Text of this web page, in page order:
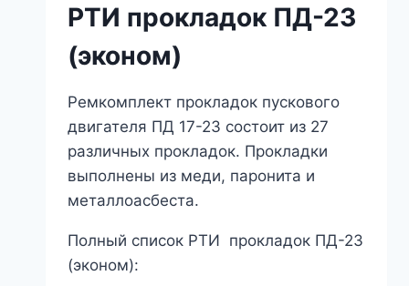
РТИ прокладок ПД-23
(эконом)
Ремкомплект прокладок пускового
двигателя ПД 17-23 состоит из 27
различных прокладок. Прокладки
выполнены из меди, паронита и
металлоасбеста.
Полный список РТИ прокладок ПД-23
(эконом):